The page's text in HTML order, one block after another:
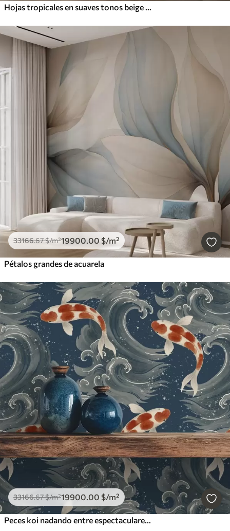
Hojas tropicales en suaves tonos beige y verde, con efecto acuarela y suaves transiciones de color
33166.67$/m²19900.00 $/m²
Pétalos grandes de acuarela
33166.67$/m²19900.00 $/m²
Peces koi nadando entre espectaculares olas oceánicas